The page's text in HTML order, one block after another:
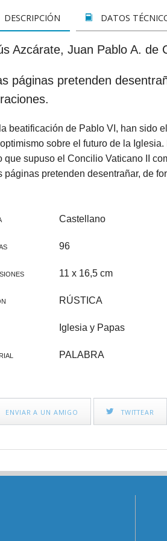
DOCUMENTALES
JUVENIL
EDUCACIÓN Y FAMILIA
CATEQUESIS
ÁLVARO DEL PORTILLO
VARIOS
CINE FAMILIAR
INFANTIL Y JUVENIL
REZAR...
ESPIRITUALIDAD Y
EDUCACIÓN Y FAMILIA
INFANTIL
HAGIOGRAFÍA Y
SAN JOSEMARÍA
IGLESIA Y PAPAS
CATEQUESIS
VARIOS
PAPA FRANCISCO
VOCACIONES
CATÓLICOS
DESCRIPCIÓN DATOS
Azcárate, Juan Pablo A. de
páginas pretenden
beatificación de Pablo VI, han sido
sobre el futuro de la
que supuso el Concilio Vaticano II
páginas pretenden desentrañar, de
Castellano
96
11 x 16,5 cm
RÚSTICA
Iglesia y Papas
PALABRA
ENVIAR A UN AMIGO TWITTEAR